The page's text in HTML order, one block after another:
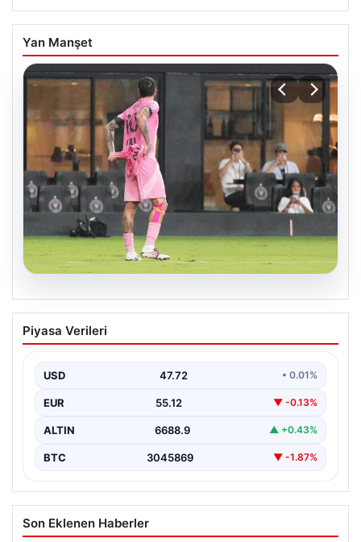
Yan Manşet
Rodrigo De Paul’den Duygusal Gol
Sevinci: Messi’ye Anlamlı Jest
golün ardından takım arkadaşı Lionel Messi’yi…
Piyasa Verileri
USD 47.72 • 0.01%
EUR 55.12 ▼ -0.13%
ALTIN 6688.9 ▲ +0.43%
BTC 3045869 ▼ -1.87%
Son Eklenen Haberler